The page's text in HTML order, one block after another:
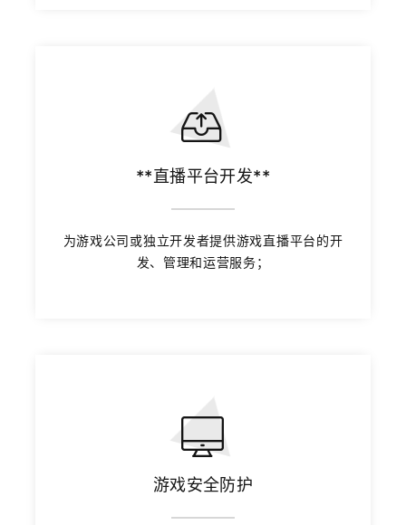
**直播平台开发**
为游戏公司或独立开发者提供游戏直播平台的开
发、管理和运营服务；
游戏安全防护